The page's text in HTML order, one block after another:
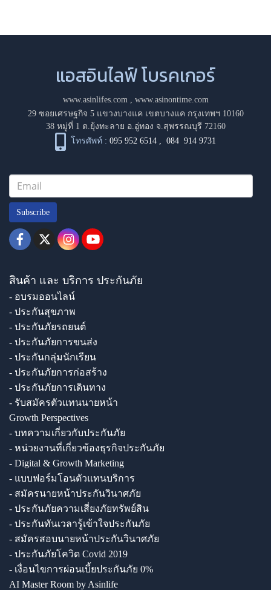
แอสอินไลฟ์ โบรคเกอร์
www.asinlifes.com
www.asinontime.com
29 ซอยเศรษฐกิจ 5 แขวงบางแค เขตบางแค กรุงเทพฯ 10160
38 หมู่ที่ 1 ต.ยุ้งทะลาย อ.อู่ทอง จ.สุพรรณบุรี 72160
โทรศัพท์ : 095 952 6514 ,084 914 9731
Subscribe
สินค้า และ บริการ ประกันภัย
- อบรมออนไลน์
- ประกันสุขภาพ
- ประกันภัยรถยนต์
- ประกันภัยการขนส่ง
- ประกันกลุ่มนักเรียน
- ประกันภัยการก่อสร้าง
- ประกันภัยการเดินทาง
- รับสมัครตัวแทนนายหน้า
Growth Perspectives
- บทความเกี่ยวกับประกันภัย
- หน่วยงานที่เกี่ยวข้องธุรกิจประกันภัย
- Digital & Growth Marketing
- แบบฟอร์มโอนตัวแทนบริการ
- สมัครนายหน้าประกันวินาศภัย
- ประกันภัยความเสี่ยงภัยทรัพย์สิน
- ประกันทันเวลารู้เข้าใจประกันภัย
- สมัครสอบนายหน้าประกันวินาศภัย
- ประกันภัยโควิด Covid 2019
- เงื่อนไขการผ่อนเบี้ยประกันภัย 0%
AI Master Room by Asinlife